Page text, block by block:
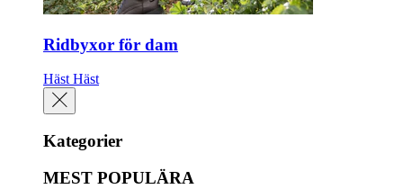
Ridbyxor för dam
Häst Häst
Kategorier
MEST POPULÄRA